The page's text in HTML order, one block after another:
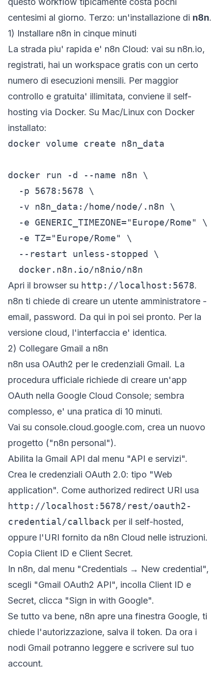
centesimi al giorno. Terzo: un'installazione di n8n.
1) Installare n8n in cinque minuti
La strada piu' rapida e' n8n Cloud: vai su n8n.io,
registrati, hai un workspace gratis con un certo
numero di esecuzioni mensili. Per maggior
controllo e gratuita' illimitata, conviene il self-
hosting via Docker. Su Mac/Linux con Docker
installato:
docker volume create n8n_data
docker run -d --name n8n \
  -p 5678:5678 \
  -v n8n_data:/home/node/.n8n \
  -e GENERIC_TIMEZONE="Europe/Rome" \
  -e TZ="Europe/Rome" \
  --restart unless-stopped \
  docker.n8n.io/n8nio/n8n
Apri il browser su http://localhost:5678.
n8n ti chiede di creare un utente amministratore -
email, password. Da qui in poi sei pronto. Per la
versione cloud, l'interfaccia e' identica.
2) Collegare Gmail a n8n
n8n usa OAuth2 per le credenziali Gmail. La
procedura ufficiale richiede di creare un'app
OAuth nella Google Cloud Console; sembra
complesso, e' una pratica di 10 minuti.
Vai su console.cloud.google.com, crea un nuovo
progetto ("n8n personal").
Abilita la Gmail API dal menu "API e servizi".
Crea le credenziali OAuth 2.0: tipo "Web
application". Come authorized redirect URI usa
http://localhost:5678/rest/oauth2-
credential/callback per il self-hosted,
oppure l'URI fornito da n8n Cloud nelle istruzioni.
Copia Client ID e Client Secret.
In n8n, dal menu "Credentials → New credential",
scegli "Gmail OAuth2 API", incolla Client ID e
Secret, clicca "Sign in with Google".
Se tutto va bene, n8n apre una finestra Google, ti
chiede l'autorizzazione, salva il token. Da ora i
nodi Gmail potranno leggere e scrivere sul tuo
account.